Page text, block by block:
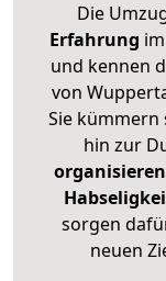
Die
Erfahrung
und kennen
von
Sie kümmern
hin zur
sorgen
neuen